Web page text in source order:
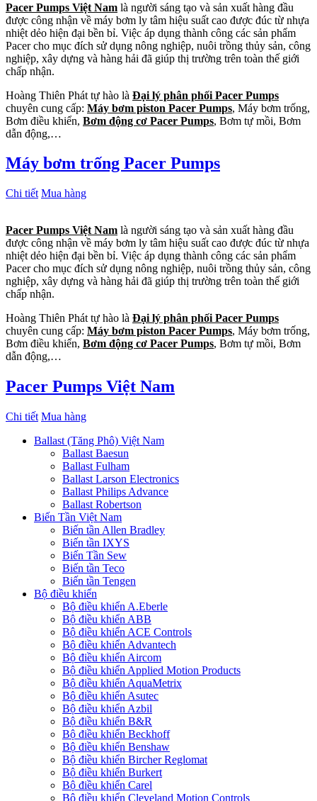
Pacer Pumps Việt Nam là người sáng tạo và sản xuất hàng đầu
được công nhận về máy bơm ly tâm hiệu suất cao được đúc từ nhựa
nhiệt dẻo hiện đại bền bỉ. Việc áp dụng thành công các sản phẩm
Pacer cho mục đích sử dụng nông nghiệp, nuôi trồng thủy sản, công
nghiệp, xây dựng và hàng hải đã giúp thị trường trên toàn thế giới
chấp nhận.
Hoàng Thiên Phát tự hào là Đại lý phân phối Pacer Pumps
chuyên cung cấp: Máy bơm piston Pacer Pumps, Máy bơm trống,
Bơm điều khiển, Bơm động cơ Pacer Pumps, Bơm tự mồi, Bơm
dẫn động,…
Máy bơm trống Pacer Pumps
Chi tiết Mua hàng
Pacer Pumps Việt Nam là người sáng tạo và sản xuất hàng đầu
được công nhận về máy bơm ly tâm hiệu suất cao được đúc từ nhựa
nhiệt dẻo hiện đại bền bỉ. Việc áp dụng thành công các sản phẩm
Pacer cho mục đích sử dụng nông nghiệp, nuôi trồng thủy sản, công
nghiệp, xây dựng và hàng hải đã giúp thị trường trên toàn thế giới
chấp nhận.
Hoàng Thiên Phát tự hào là Đại lý phân phối Pacer Pumps
chuyên cung cấp: Máy bơm piston Pacer Pumps, Máy bơm trống,
Bơm điều khiển, Bơm động cơ Pacer Pumps, Bơm tự mồi, Bơm
dẫn động,…
Pacer Pumps Việt Nam
Chi tiết Mua hàng
Ballast (Tăng Phô) Việt Nam
Ballast Baesun
Ballast Fulham
Ballast Larson Electronics
Ballast Philips Advance
Ballast Robertson
Biến Tần Việt Nam
Biến tần Allen Bradley
Biến tần IXYS
Biến Tần Sew
Biến tần Teco
Biến tần Tengen
Bộ điều khiển
Bộ điều khiển A.Eberle
Bộ điều khiển ABB
Bộ điều khiển ACE Controls
Bộ điều khiển Advantech
Bộ điều khiển Aircom
Bộ điều khiển Applied Motion Products
Bộ điều khiển AquaMetrix
Bộ điều khiển Asutec
Bộ điều khiển Azbil
Bộ điều khiển B&R
Bộ điều khiển Beckhoff
Bộ điều khiển Benshaw
Bộ điều khiển Bircher Reglomat
Bộ điều khiển Burkert
Bộ điều khiển Carel
Bộ điều khiển Cleveland Motion Controls